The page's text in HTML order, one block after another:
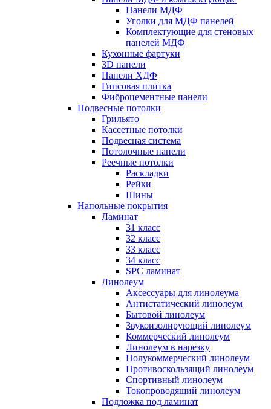
Панели МДФ
Уголки для МДФ панелей
Комплектующие для стеновых
панелей МДФ
Кухонные фартуки
3D панели
Панели ХДФ
Гипсовая плитка
Фиброцементные панели
Подвесные потолки
Грильято
Кассетные потолки
Подвесная система
Потолочные панели
Реечные потолки
Раскладки
Рейки
Шины
Напольные покрытия
Ламинат
31 класс
32 класс
33 класс
34 класс
SPC ламинат
Линолеум
Аксессуары для линолеума
Антистатический линолеум
Бытовой линолеум
Звукоизолирующий линолеум
Коммерческий линолеум
Линолеум в нарезку
Полукоммерческий линолеум
Противоскользящий линолеум
Спортивный линолеум
Токопроводящий линолеум
Подложка под ламинат